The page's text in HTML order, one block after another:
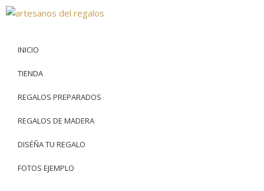
INICIO
TIENDA
REGALOS PREPARADOS
REGALOS DE MADERA
DISÉÑA TU REGALO
FOTOS EJEMPLO